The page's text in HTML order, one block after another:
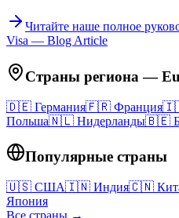
Читайте наше полное
Visa — Blog Article
Страны региона —
🇩🇪 Германия🇫🇷 Франция
Польша🇳🇱 Нидерланды🇧🇪
Популярные страны
🇺🇸 США🇮🇳 Индия🇨🇳
Япония
Все страны →